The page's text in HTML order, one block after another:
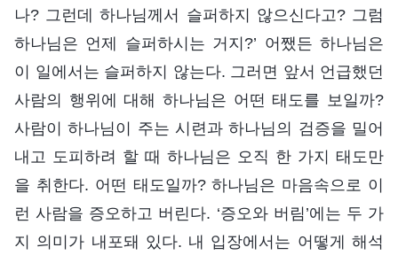
나? 그런데 하나님께서 슬퍼하지 않으신다고? 그럼
하나님은 언제 슬퍼하시는 거지?’ 어쨌든 하나님은
이 일에서는 슬퍼하지 않는다. 그러면 앞서 언급했던
사람의 행위에 대해 하나님은 어떤 태도를 보일까?
사람이 하나님이 주는 시련과 하나님의 검증을 밀어
내고 도피하려 할 때 하나님은 오직 한 가지 태도만
을 취한다. 어떤 태도일까? 하나님은 마음속으로 이
런 사람을 증오하고 버린다. ‘증오와 버림’에는 두 가
지 의미가 내포돼 있다. 내 입장에서는 어떻게 해석